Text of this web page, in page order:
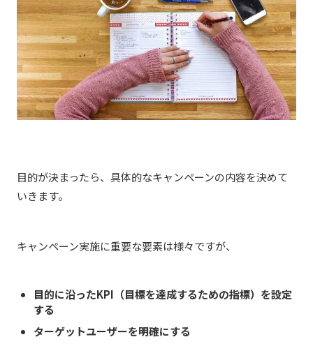
目的が決まったら、具体的なキャンペーンの内容を決めて
いきます。
キャンペーン実施に重要な要素は様々ですが、
目的に沿ったKPI（目標を達成するための指標）を設定
する
ターゲットユーザーを明確にする